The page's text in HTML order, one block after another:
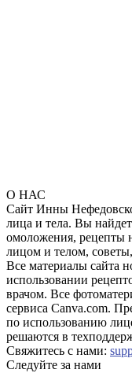
О НАС
Сайт Инны
лица и тела. Вы
омоложения, рецепты
лицом и телом,
Все материалы сайта
использовании
врачом. Все
сервиса Canva.com.
по использованию
решаются в
Свяжитесь с нами:
Следуйте за нами